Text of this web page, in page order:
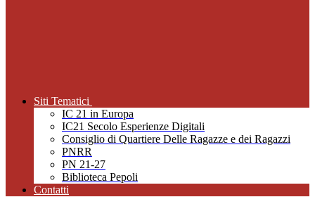
Siti Tematici
IC 21 in Europa
IC21 Secolo Esperienze Digitali
Consiglio di Quartiere Delle Ragazze e dei Ragazzi
PNRR
PN 21-27
Biblioteca Pepoli
Contatti